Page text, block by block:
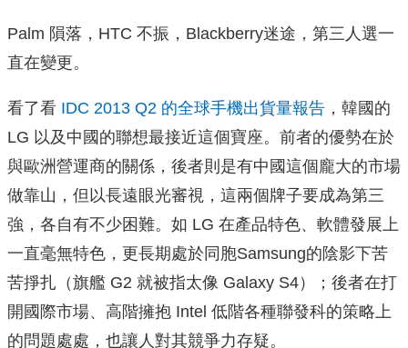
Palm 隕落，HTC 不振，Blackberry迷途，第三人選一
直在變更。
看了看 IDC 2013 Q2 的全球手機出貨量報告 ，韓國的
LG 以及中國的聯想最接近這個寶座。前者的優勢在於
與歐洲營運商的關係，後者則是有中國這個龐大的市場
做靠山，但以長遠眼光審視，這兩個牌子要成為第三
強，各自有不少困難。如 LG 在產品特色、軟體發展上
一直毫無特色，更長期處於同胞Samsung的陰影下苦
苦掙扎（旗艦 G2 就被指太像 Galaxy S4）；後者在打
開國際市場、高階擁抱 Intel 低階各種聯發科的策略上
的問題處處，也讓人對其競爭力存疑。